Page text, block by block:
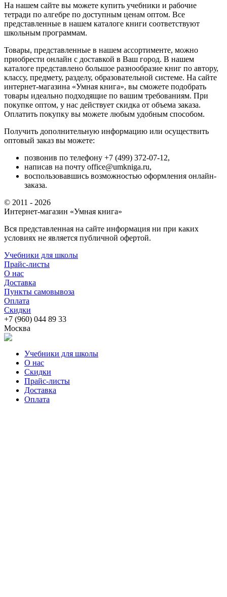
На нашем сайте вы можете купить учебники и рабочие
тетради по алгебре по доступным ценам оптом. Все
представленные в нашем каталоге книги соответствуют
школьным программам.
Товары, представленные в нашем ассортименте, можно
приобрести онлайн с доставкой в Ваш город. В нашем
каталоге представлено большое разнообразие книг по автору,
классу, предмету, разделу, образовательной системе. На сайте
интернет-магазина «Умная книга», вы сможете подобрать
товары идеально подходящие по вашим требованиям. При
покупке оптом, у нас действует скидка от объема заказа.
Оплатить покупку вы можете любым удобным способом.
Получить дополнительную информацию или осуществить
оптовый заказ вы можете:
позвонив по телефону +7 (499) 372-07-12,
написав на почту office@umkniga.ru,
воспользовавшись возможностью оформления онлайн-
заказа.
© 2011 - 2026
Интернет-магазин «Умная книга»
Вся представленная на сайте информация ни при каких
условиях не является публичной офертой.
Учебники для школы
Прайс-листы
О нас
Доставка
Пункты самовывоза
Оплата
Скидки
+7 (960) 044 89 33
Москва
Учебники для школы
О нас
Скидки
Прайс-листы
Доставка
Оплата